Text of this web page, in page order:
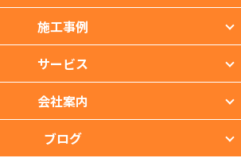
施工事例
サービス
会社案内
ブログ